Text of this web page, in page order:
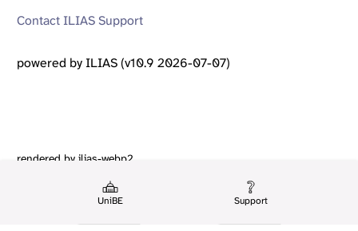
UniBE Support
Contact ILIAS Support
powered by ILIAS (v10.9 2026-07-07)
rendered by ilias-webp2